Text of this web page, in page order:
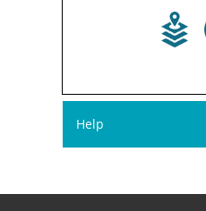
Help